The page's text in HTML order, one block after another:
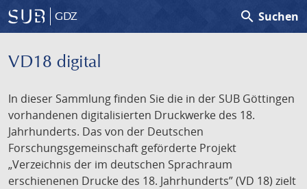
GDZ search Suchen
VD18 digital
In dieser Sammlung finden Sie die in der SUB Göttingen
vorhandenen digitalisierten Druckwerke des 18.
Jahrhunderts. Das von der Deutschen
Forschungsgemeinschaft geförderte Projekt
„Verzeichnis der im deutschen Sprachraum
erschienenen Drucke des 18. Jahrhunderts” (VD 18) zielt